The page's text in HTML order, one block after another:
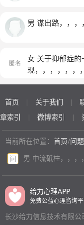
男 谋出路，，，
女 关于抑郁症的
现，，，，，，
首页 | 关于我们 |
章索引
| 微博索引 |
当前所在位置： 首页/问
问
男 中流砥柱，，，
给力心理APP
免费公益心理咨询
长沙给力信息技术有限公